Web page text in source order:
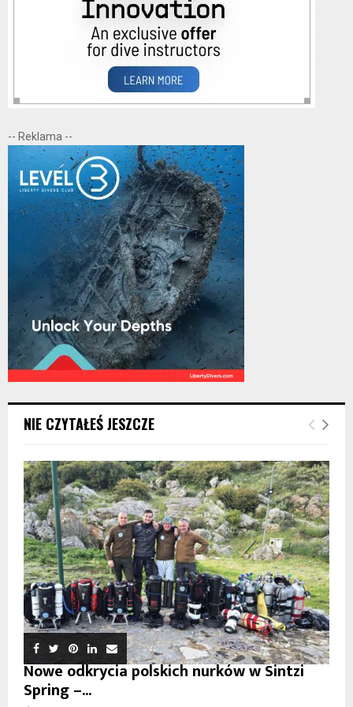
-- Reklama --
NIE CZYTAŁEŚ JESZCZE
Nowe odkrycia polskich nurków w Sintzi
Spring –...